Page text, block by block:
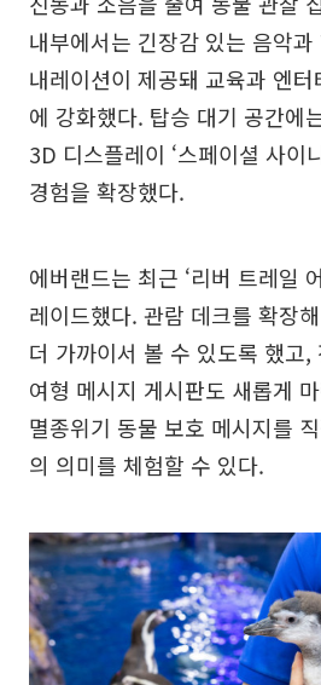
내부에서는 긴장감 있는 음악
내레이션이 제공돼 교육과 엔
에 강화했다. 탑승 대기 공간에
3D 디스플레이 ‘스페이셜 사이
경험을 확장했다.
에버랜드는 최근 ‘리버 트레일
레이드했다. 관람 데크를 확장
더 가까이서 볼 수 있도록 했고
여형 메시지 게시판도 새롭게
멸종위기 동물 보호 메시지를
의 의미를 체험할 수 있다.